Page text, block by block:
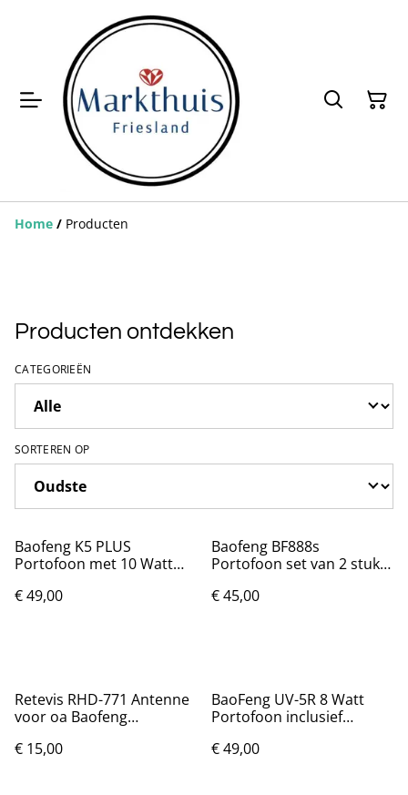
Home / Producten
Producten ontdekken
CATEGORIEËN
SORTEREN OP
Baofeng K5 PLUS
Portofoon met 10 Watt
€ 49,00
Baofeng BF888s
Portofoon set van 2 stuks
€ 45,00
Retevis RHD-771 Antenne
voor oa Baofeng
€ 15,00
BaoFeng UV-5R 8 Watt
Portofoon inclusief
€ 49,00